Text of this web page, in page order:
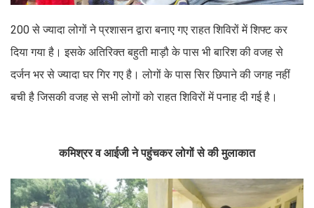
200 से ज्यादा लोगों ने प्रशासन द्वारा बनाए गए राहत शिविरों में शिफ्ट कर
दिया गया है। इसके अतिरिक्त बहुती माड़ौ के पास भी बारिश की वजह से
दर्जन भर से ज्यादा घर गिर गए है। लोगों के पास सिर छिपाने की जगह नहीं
बची है जिसकी वजह से सभी लोगों को राहत शिविरों में पनाह दी गई है।
कमिश्रर व आईजी ने पहुंंचकर लोगों से की मुलाकात